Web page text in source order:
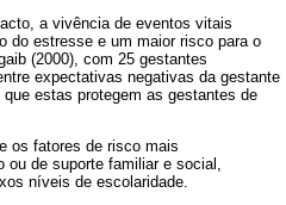
a vivência de eventos vitais
do estresse e um maior risco para o
(2000), com 25 gestantes
expectativas negativas da gestante
estas protegem as gestantes de
os fatores de risco mais
ou de suporte familiar e social,
níveis de escolaridade.